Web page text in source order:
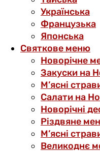
Українська
Французька
Японська
Святкове меню
Новорічне
Закуски на
М’ясні
Салати на
Новорічні
Різдвяне
М’ясні
Великоднє